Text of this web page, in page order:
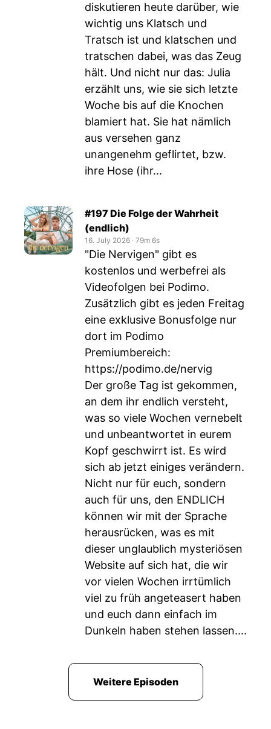
diskutieren heute darüber, wie
wichtig uns Klatsch und
Tratsch ist und klatschen und
tratschen dabei, was das Zeug
hält. Und nicht nur das: Julia
erzählt uns, wie sie sich letzte
Woche bis auf die Knochen
blamiert hat. Sie hat nämlich
aus versehen ganz
unangenehm geflirtet, bzw.
ihre Hose (ihr...
#197 Die Folge der Wahrheit
(endlich)
16. July 2026 ‧ 79m 6s
"Die Nervigen" gibt es
kostenlos und werbefrei als
Videofolgen bei Podimo.
Zusätzlich gibt es jeden Freitag
eine exklusive Bonusfolge nur
dort im Podimo
Premiumbereich:
https://podimo.de/nervig
Der große Tag ist gekommen,
an dem ihr endlich versteht,
was so viele Wochen vernebelt
und unbeantwortet in eurem
Kopf geschwirrt ist. Es wird
sich ab jetzt einiges verändern.
Nicht nur für euch, sondern
auch für uns, den ENDLICH
können wir mit der Sprache
herausrücken, was es mit
dieser unglaublich mysteriösen
Website auf sich hat, die wir
vor vielen Wochen irrtümlich
viel zu früh angeteasert haben
und euch dann einfach im
Dunkeln haben stehen lassen....
Weitere Episoden